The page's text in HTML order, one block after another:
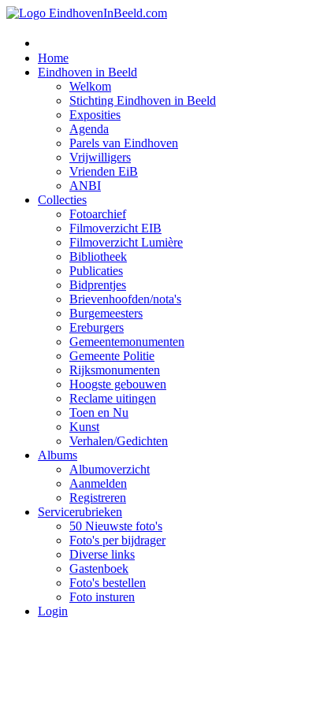
Home
Eindhoven in Beeld
Welkom
Stichting Eindhoven in Beeld
Exposities
Agenda
Parels van Eindhoven
Vrijwilligers
Vrienden EiB
ANBI
Collecties
Fotoarchief
Filmoverzicht EIB
Filmoverzicht Lumière
Bibliotheek
Publicaties
Bidprentjes
Brievenhoofden/nota's
Burgemeesters
Ereburgers
Gemeentemonumenten
Gemeente Politie
Rijksmonumenten
Hoogste gebouwen
Reclame uitingen
Toen en Nu
Kunst
Verhalen/Gedichten
Albums
Albumoverzicht
Aanmelden
Registreren
Servicerubrieken
50 Nieuwste foto's
Foto's per bijdrager
Diverse links
Gastenboek
Foto's bestellen
Foto insturen
Login